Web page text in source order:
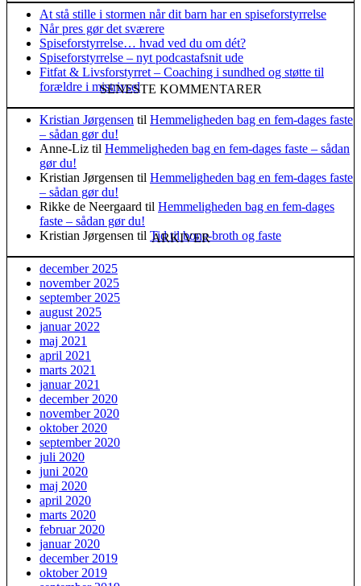
At stå stille i stormen når dit barn har en spiseforstyrrelse
Når pres gør det sværere
Spiseforstyrrelse… hvad ved du om dét?
Spiseforstyrrelse – nyt podcastafsnit ude
Fitfat & Livsforstyrret – Coaching i sundhed og støtte til
forældre i mistrivselSENESTE KOMMENTARER
Kristian Jørgensen til Hemmeligheden bag en fem-dages faste
– sådan gør du!
Anne-Liz til Hemmeligheden bag en fem-dages faste – sådan
gør du!
Kristian Jørgensen til Hemmeligheden bag en fem-dages faste
– sådan gør du!
Rikke de Neergaard til Hemmeligheden bag en fem-dages
faste – sådan gør du!
Kristian Jørgensen til Tid til bone-broth og faste
ARKIVER
december 2025
november 2025
september 2025
august 2025
januar 2022
maj 2021
april 2021
marts 2021
januar 2021
december 2020
november 2020
oktober 2020
september 2020
juli 2020
juni 2020
maj 2020
april 2020
marts 2020
februar 2020
januar 2020
december 2019
oktober 2019